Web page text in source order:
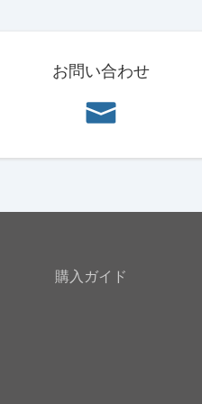
お問い合わせ
購入ガイド